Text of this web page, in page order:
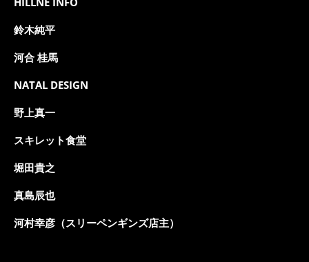
鈴木純平
河合 桂馬
NATAL DESIGN
野上真一
スキレット食堂
堀田貴之
真島辰也
河村幸彦（スリーペンギンズ店主）